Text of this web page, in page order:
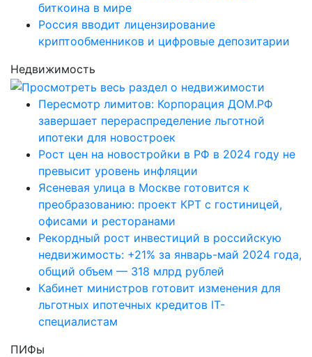
биткоина в мире
Россия вводит лицензирование
криптообменников и цифровые депозитарии
Недвижимость
Пересмотр лимитов: Корпорация ДОМ.РФ
завершает перераспределение льготной
ипотеки для новостроек
Рост цен на новостройки в РФ в 2024 году не
превысит уровень инфляции
Ясеневая улица в Москве готовится к
преобразованию: проект КРТ с гостиницей,
офисами и ресторанами
Рекордный рост инвестиций в российскую
недвижимость: +21% за январь-май 2024 года,
общий объем — 318 млрд рублей
Кабинет министров готовит изменения для
льготных ипотечных кредитов IT-
специалистам
ПИФы